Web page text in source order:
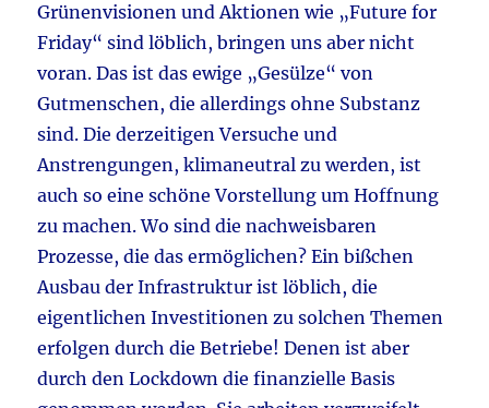
Grünenvisionen und Aktionen wie „Future for
Friday“ sind löblich, bringen uns aber nicht
voran. Das ist das ewige „Gesülze“ von
Gutmenschen, die allerdings ohne Substanz
sind. Die derzeitigen Versuche und
Anstrengungen, klimaneutral zu werden, ist
auch so eine schöne Vorstellung um Hoffnung
zu machen. Wo sind die nachweisbaren
Prozesse, die das ermöglichen? Ein bißchen
Ausbau der Infrastruktur ist löblich, die
eigentlichen Investitionen zu solchen Themen
erfolgen durch die Betriebe! Denen ist aber
durch den Lockdown die finanzielle Basis